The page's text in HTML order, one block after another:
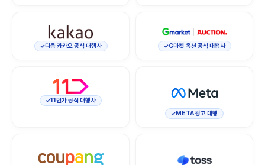
다음 카카오 공식 대행사 G마켓·옥션 공식 대행사
11번가 공식 대행사
META 광고 대행